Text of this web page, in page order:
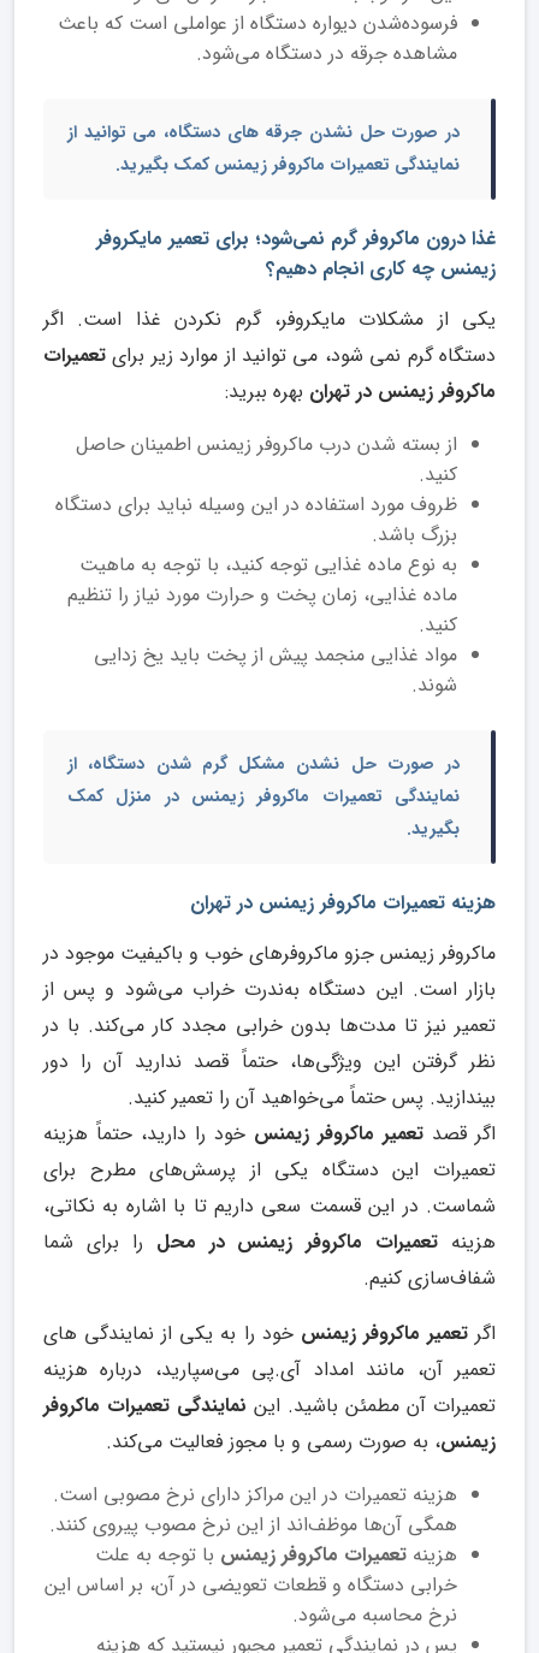
فرسوده‌شدن دیواره دستگاه از عواملی است که باعث
مشاهده جرقه در دستگاه می‌شود.
در صورت حل نشدن جرقه های دستگاه، می توانید از
نمایندگی تعمیرات ماکروفر زیمنسکمک بگیرید.
غذا درون ماکروفر گرم نمی‌شود؛ برای تعمیر مایکروفر
زیمنس چه کاری انجام دهیم؟
یکی از مشکلات مایکروفر، گرم نکردن غذا است. اگر
دستگاه گرم نمی شود، می توانید از موارد زیر برای تعمیرات
ماکروفر زیمنس در تهران بهره ببرید:
از بسته شدن درب ماکروفر زیمنس اطمینان حاصل
کنید.
ظروف مورد استفاده در این وسیله نباید برای دستگاه
بزرگ باشد.
به نوع ماده غذایی توجه کنید، با توجه به ماهیت
ماده غذایی، زمان پخت و حرارت مورد نیاز را تنظیم
کنید.
مواد غذایی منجمد پیش از پخت باید یخ زدایی
شوند.
در صورت حل نشدن مشکل گرم شدن دستگاه، از
نمایندگی تعمیرات ماکروفر زیمنس در منزل کمک
بگیرید.
هزینه تعمیرات ماکروفر زیمنس در تهران
ماکروفر زیمنس جزو ماکروفرهای خوب و باکیفیت موجود در
بازار است. این دستگاه به‌ندرت خراب می‌شود و پس از
تعمیر نیز تا مدت‌ها بدون خرابی مجدد کار می‌کند. با در
نظر گرفتن این ویژگی‌ها، حتماً قصد ندارید آن را دور
بیندازید. پس حتماً می‌خواهید آن را تعمیر کنید.
اگر قصد تعمیر ماکروفر زیمنس خود را دارید، حتماً هزینه
تعمیرات این دستگاه یکی از پرسش‌های مطرح برای
شماست. در این قسمت سعی داریم تا با اشاره به نکاتی،
هزینه تعمیرات ماکروفر زیمنس در محل را برای شما
شفاف‌سازی کنیم.
اگرتعمیر ماکروفر زیمنس خود را به یکی از نمایندگی های
تعمیر آن، مانند امداد آی.پی می‌سپارید، درباره هزینه
تعمیرات آن مطمئن باشید. این نمایندگی تعمیرات ماکروفر
زیمنس، به صورت رسمی و با مجوز فعالیت می‌کند.
هزینه تعمیرات در این مراکز دارای نرخ مصوبی است.
همگی آن‌‌‌‌‌‌‌‌ها موظف‌اند از این نرخ مصوب پیروی کنند.
هزینه تعمیرات ماکروفر زیمنس با توجه به علت
خرابی دستگاه و قطعات تعویضی در آن، بر اساس این
نرخ محاسبه می‌شود.
پس در نمایندگی تعمیر مجبور نیستید که هزینه